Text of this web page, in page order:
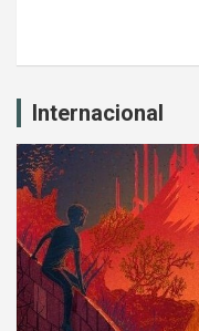
Internacional